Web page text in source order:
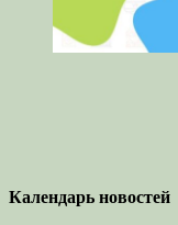
Календарь новостей